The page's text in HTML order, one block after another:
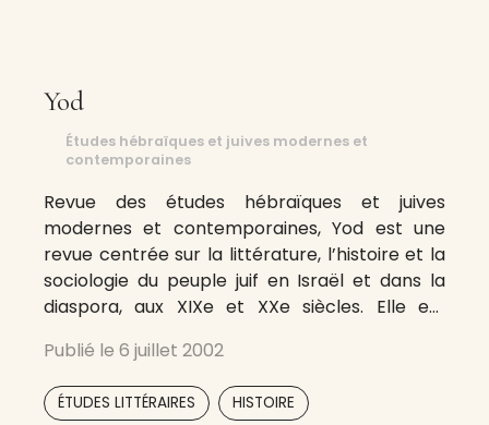
Yod
Études hébraïques et juives modernes et
contemporaines
Revue des études hébraïques et juives
modernes et contemporaines, Yod est une
revue centrée sur la littérature, l’histoire et la
sociologie du peuple juif en Israël et dans la
diaspora, aux XIXe et XXe siècles. Elle est
national des langues et civilisations orientales.
Ses collaborateurs sont des professeurs
d’universités
Publié le 6 juillet 2002
ÉTUDES LITTÉRAIRES HISTOIRE